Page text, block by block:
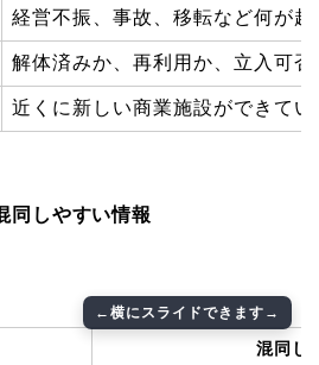
経営不振、事故、移転など何が起
解体済みか、再利用か、立入可
近くに新しい商業施設ができてい
同しやすい情報
混同し